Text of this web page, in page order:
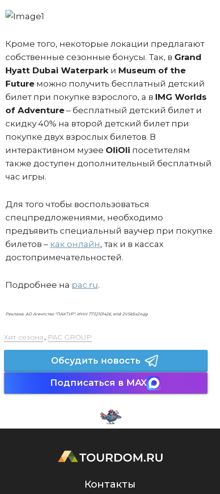
Кроме того, некоторые локации предлагают
собственные сезонные бонусы. Так, в Grand
Hyatt Dubai Waterparkи Museum of the
Futureможно получить бесплатный детский
билет при покупке взрослого, а в IMG Worlds
of Adventure– бесплатный детский билет и
скидку 40% на второй детский билет при
покупке двух взрослых билетов. В
интерактивном музее OliOli посетителям
также доступен дополнительный бесплатный
час игры.
Для того чтобы воспользоваться
спецпредложениями, необходимо
предъявить специальный ваучер при покупке
билетов – как онлайн, так и в кассах
достопримечательностей.
Подробнее на pac.ru.
Реклама. АО Агентство "ПАКТУР", ИНН 7732101426, erid: 2VSb5x2xujg
Хит сезона , PAC GROUP
Обсудить новость
Подписаться в MAX
Контакты